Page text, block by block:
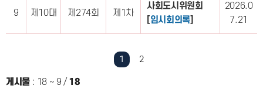
9 제10대 제274회 제1차
사회도시위원회
[임시회의록]
2026.0
7.21
1 2
게시물: 18 ~ 9 / 18